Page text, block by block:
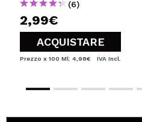
(6)
2,99€
ACQUISTARE
Prezzo x 100 Ml: 4,98€ IVA Incl.